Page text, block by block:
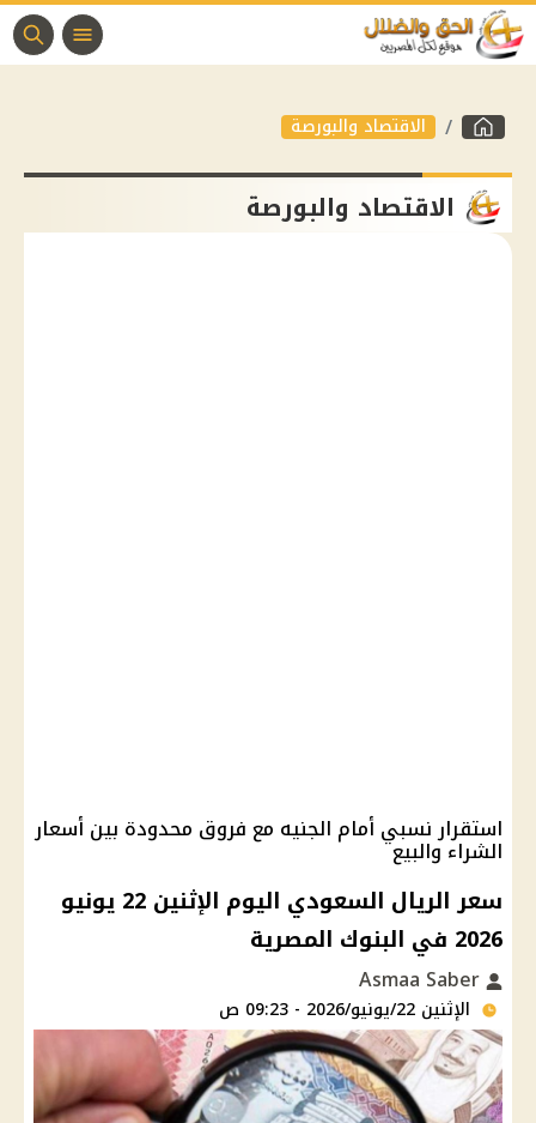
الاقتصاد والبورصة
الاقتصاد والبورصة
استقرار نسبي أمام الجنيه مع فروق محدودة بين أسعار
الشراء والبيع
سعر الريال السعودي اليوم الإثنين 22 يونيو
2026 في البنوك المصرية
الإثنين 22/يونيو/2026 - 09:23 ص